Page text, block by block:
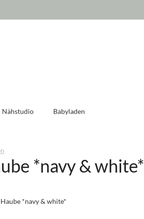
Nähstudio Babyladen
von 0 von 5 Sternen
*navy & white*